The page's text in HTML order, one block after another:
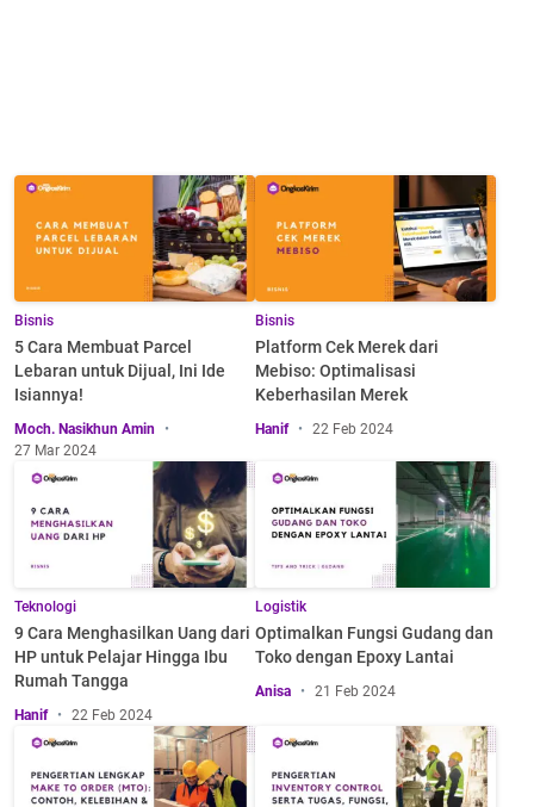
Bisnis
5 Cara Membuat Parcel
Lebaran untuk Dijual, Ini Ide
Isiannya!
Moch. Nasikhun Amin
27 Mar 2024
Bisnis
Platform Cek Merek dari
Mebiso: Optimalisasi
Keberhasilan Merek
Hanif 22 Feb 2024
Teknologi
9 Cara Menghasilkan Uang dari
HP untuk Pelajar Hingga Ibu
Rumah Tangga
Hanif 22 Feb 2024
Logistik
Optimalkan Fungsi Gudang dan
Toko dengan Epoxy Lantai
Anisa 21 Feb 2024